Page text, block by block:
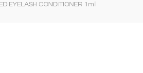
EYELASH CONDITIONER 1ml